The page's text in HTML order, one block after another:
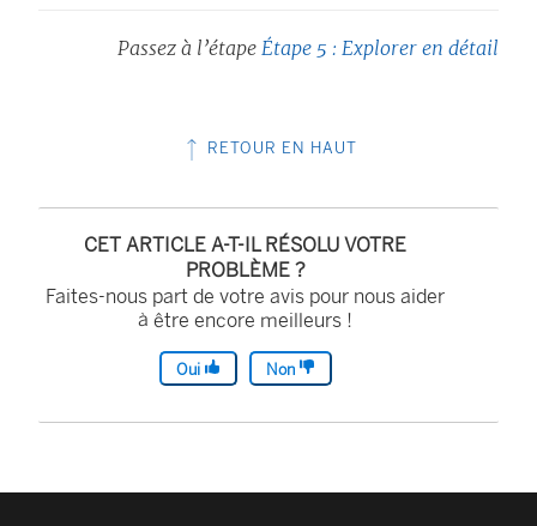
Passez à l’étape Étape 5 : Explorer en détail
RETOUR EN HAUT
CET ARTICLE A-T-IL RÉSOLU VOTRE
PROBLÈME ?
Faites-nous part de votre avis pour nous aider
à être encore meilleurs !
Oui Non